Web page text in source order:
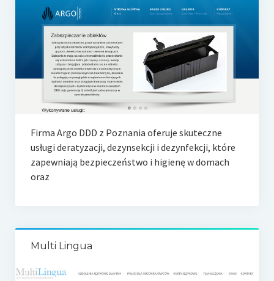
Firma Argo DDD z Poznania oferuje skuteczne
usługi deratyzacji, dezynsekcji i dezynfekcji, które
zapewniają bezpieczeństwo i higienę w domach
oraz
Multi Lingua